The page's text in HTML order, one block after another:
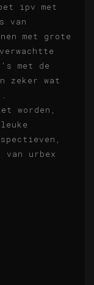
ipv met
van
met grote
met de
zeker wat
worden,
van urbex